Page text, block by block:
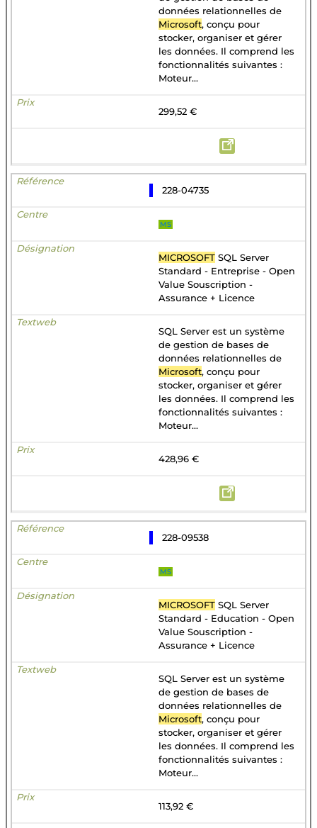
données relationnelles de
Microsoft, conçu pour
stocker, organiser et gérer
les données. Il comprend les
fonctionnalités suivantes :
Moteur...
299,52 €
228-04735
MS
MICROSOFT SQL Server
Standard - Entreprise - Open
Value Souscription -
Assurance + Licence
SQL Server est un système
de gestion de bases de
données relationnelles de
Microsoft, conçu pour
stocker, organiser et gérer
les données. Il comprend les
fonctionnalités suivantes :
Moteur...
428,96 €
228-09538
MS
MICROSOFT SQL Server
Standard - Education - Open
Value Souscription -
Assurance + Licence
SQL Server est un système
de gestion de bases de
données relationnelles de
Microsoft, conçu pour
stocker, organiser et gérer
les données. Il comprend les
fonctionnalités suivantes :
Moteur...
113,92 €